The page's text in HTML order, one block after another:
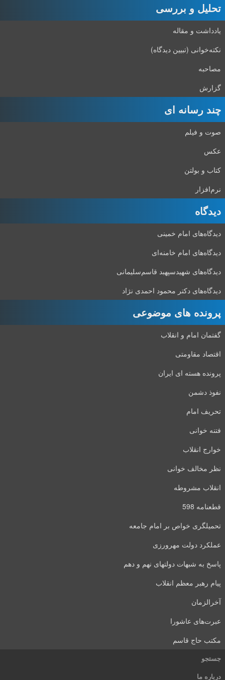
تحلیل و بررسی
یادداشت و مقاله
نکته‌خوانی (تبیین دیدگاه)
مصاحبه
گزارش
چند رسانه ای
صوت و فیلم
عکس
کتاب و بولتن
نرم‌افزار
دیدگاه‌
دیدگاه‌های امام خمینی
دیدگاه‌های امام خامنه‌ای
دیدگاه‌های شهید‌سپهبد قاسم‌سلیمانی
دیدگاه‌های دکتر محمود احمدی نژاد
پرونده های موضوعی
گفتمان امام و انقلاب
اقتصاد مقاومتی
پرونده هسته ای ایران
نفوذ دشمن
تحریف امام
فتنه خوانی
خوارج انقلاب
نظر مخالف خوانی
انقلاب مشروطه
قطعنامه 598
تحمیلگری خواص بر امام جامعه
عملکرد دولت مهرورزی
پاسخ به شبهات دولتهای نهم و دهم
پیام رهبر معظم انقلاب
آخرالزمان
عبرت‌های عاشورا
مکتب حاج قاسم
جستجو
درباره ما